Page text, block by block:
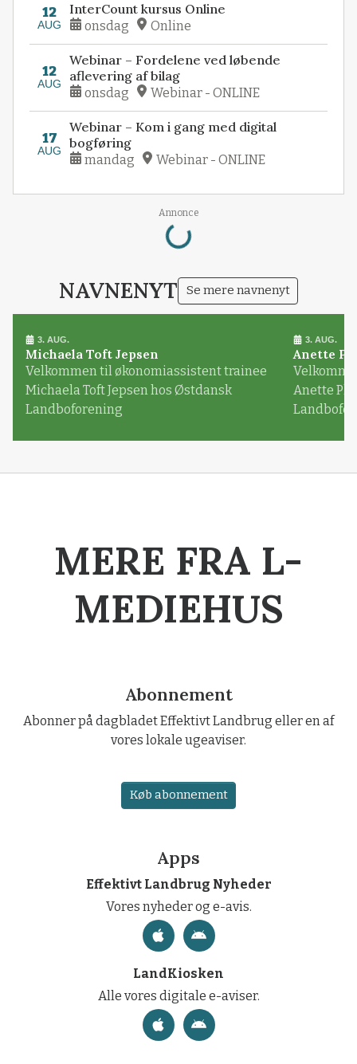
12
AUG
InterCount kursus Online
onsdag Online
12
AUG
Webinar – Fordelene ved løbende
aflevering af bilag
onsdag Webinar - ONLINE
17
AUG
Webinar – Kom i gang med digital
bogføring
mandag Webinar - ONLINE
Annonce
Loading...
NAVNENYT Se mere navnenyt
3. AUG.
Michaela Toft Jepsen
Velkommen til økonomiassistent trainee
Michaela Toft Jepsen hos Østdansk
Landboforening
3. AUG.
Anette
Anette
MERE FRA L-
MEDIEHUS
Abonnement
Abonner på dagbladet Effektivt Landbrug eller en af
vores lokale ugeaviser.
Køb abonnement
Apps
Effektivt Landbrug Nyheder
Vores nyheder og e-avis.
LandKiosken
Alle vores digitale e-aviser.